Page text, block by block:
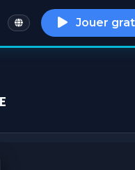
English Jouer